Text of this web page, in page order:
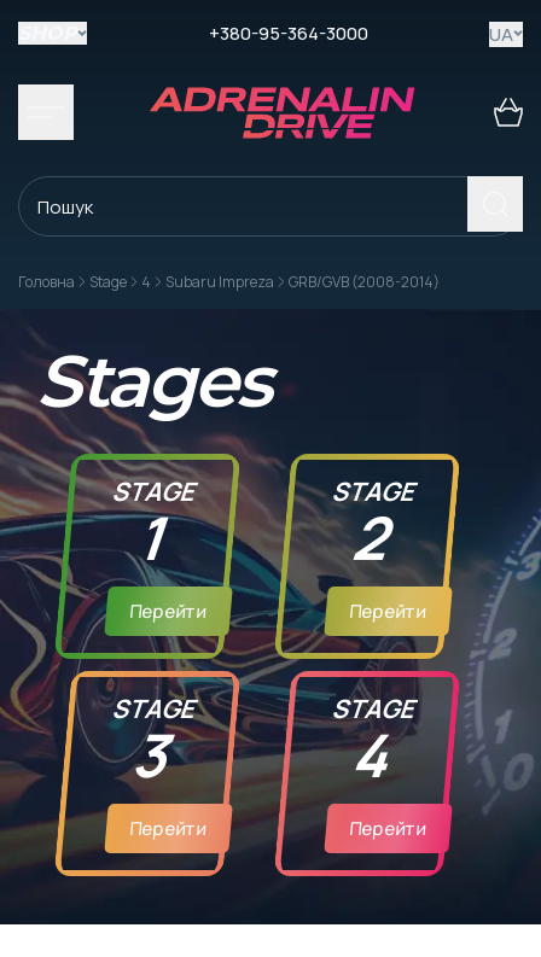
+380-95-364-3000 UA
Головна Stage 4 Subaru Impreza GRB/GVB (2008-2014)
Stages
STAGE
1
Перейти
STAGE
2
Перейти
STAGE
3
Перейти
STAGE
4
Перейти